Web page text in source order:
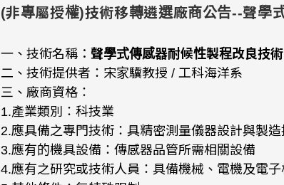
(非專屬授權)技術移轉遴選廠商公告--聲學
一、技術名稱： 聲學式傳感器耐候性製程改良技術
二、技術提供者：宋家驥教授 / 工科海洋系
三、廠商資格：
1.產業類別：科技業
2.應具備之專門技術：具精密測量儀器設計與製造
3.應有的機具設備：傳感器品管所需相關設備
4.應有之研究或技術人員：具備機械、電機及電